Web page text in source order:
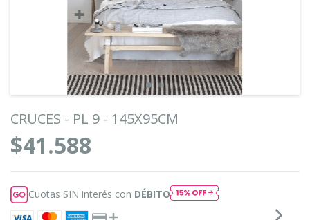
CRUCES - PL 9 - 145X95CM
$41.588
Cuotas SIN interés con DÉBITO